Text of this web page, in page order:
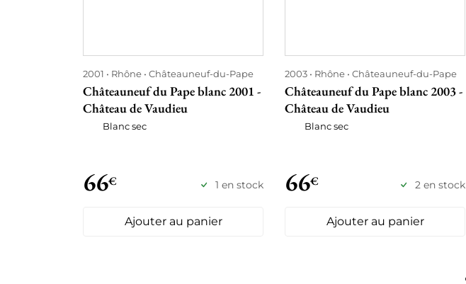
2001 Rhône Châteauneuf-du-Pape
Châteauneuf du Pape blanc 2001 -
Château de Vaudieu
Blanc sec
66€ 1 en stock
Ajouter au panier
2003 Rhône Châteauneuf-du-Pape
Châteauneuf du Pape blanc 2003 -
Château de Vaudieu
Blanc sec
66€ 2 en stock
Ajouter au panier